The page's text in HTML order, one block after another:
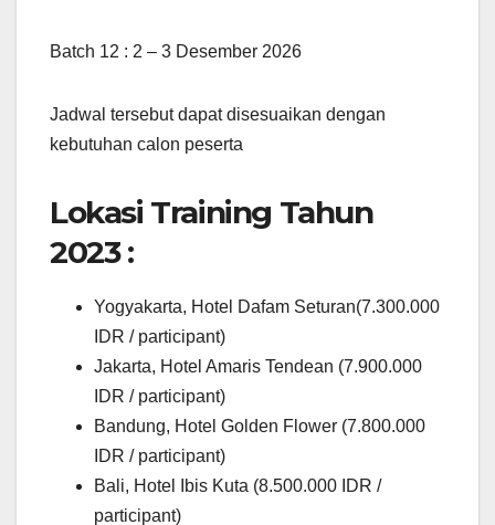
Batch 12 : 2 – 3 Desember 2026
Jadwal tersebut dapat disesuaikan dengan
kebutuhan calon peserta
Lokasi Training Tahun
2023 :
Yogyakarta, Hotel Dafam Seturan(7.300.000
IDR / participant)
Jakarta, Hotel Amaris Tendean (7.900.000
IDR / participant)
Bandung, Hotel Golden Flower (7.800.000
IDR / participant)
Bali, Hotel Ibis Kuta (8.500.000 IDR /
participant)